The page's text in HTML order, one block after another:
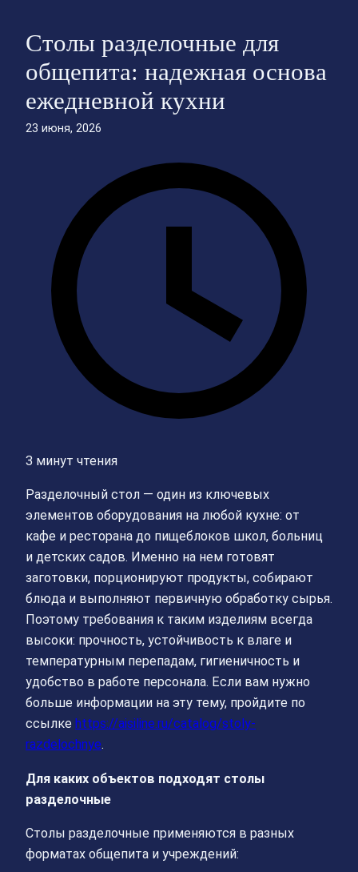
Столы разделочные для
общепита: надежная основа
ежедневной кухни
23 июня, 2026
3 минут чтения
Разделочный стол — один из ключевых
элементов оборудования на любой кухне: от
кафе и ресторана до пищеблоков школ, больниц
и детских садов. Именно на нем готовят
заготовки, порционируют продукты, собирают
блюда и выполняют первичную обработку сырья.
Поэтому требования к таким изделиям всегда
высоки: прочность, устойчивость к влаге и
температурным перепадам, гигиеничность и
удобство в работе персонала. Если вам нужно
больше информации на эту тему, пройдите по
ссылке https://aisiline.ru/catalog/stoly-
razdelochnye.
Для каких объектов подходят столы
разделочные
Столы разделочные применяются в разных
форматах общепита и учреждений: